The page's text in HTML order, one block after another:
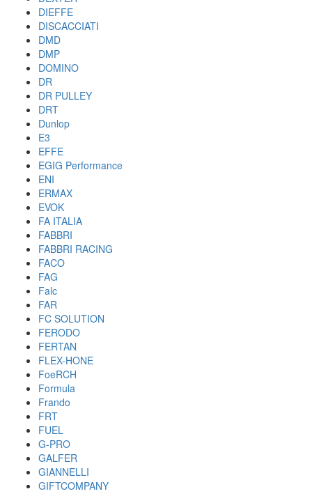
DIEFFE
DISCACCIATI
DMD
DMP
DOMINO
DR
DR PULLEY
DRT
Dunlop
E3
EFFE
EGIG Performance
ENI
ERMAX
EVOK
FA ITALIA
FABBRI
FABBRI RACING
FACO
FAG
Falc
FAR
FC SOLUTION
FERODO
FERTAN
FLEX-HONE
FoeRCH
Formula
Frando
FRT
FUEL
G-PRO
GALFER
GIANNELLI
GIFTCOMPANY